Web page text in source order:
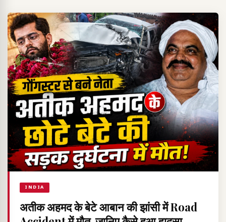
INDIA
अतीक अहमद के बेटे आबान की झांसी में Road